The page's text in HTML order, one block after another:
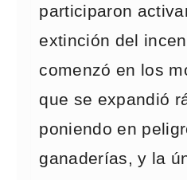
participaron
extinción del
comenzó en los
que se expandió
poniendo en
ganaderías, y la